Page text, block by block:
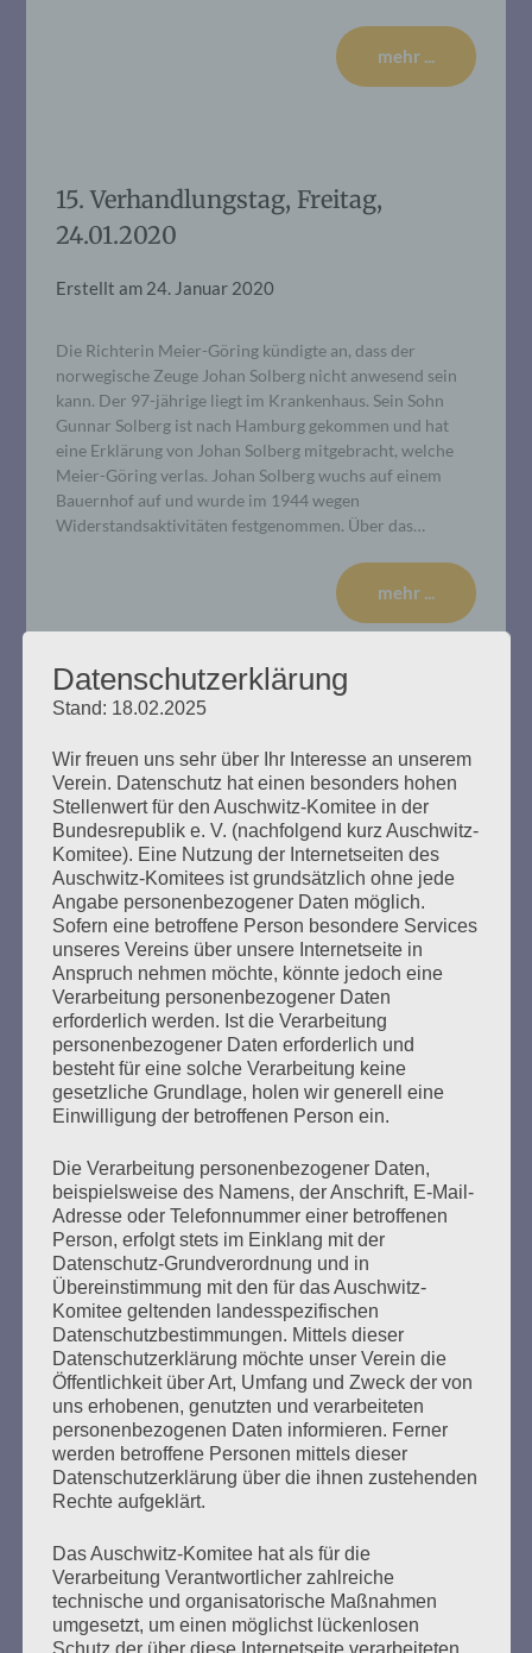
mehr ...
15. Verhandlungstag, Freitag,
24.01.2020
Erstellt am 24. Januar 2020
Die Richterin Meier-Göring kündigte an, dass der
norwegische Zeuge Johan Solberg nicht anwesend sein
kann. Der 97-jährige liegt im Krankenhaus. Sein Sohn
Gunnar Solberg ist nach Hamburg gekommen und hat
eine Erklärung von Johan Solberg mitgebracht, welche
Meier-Göring verlas. Johan Solberg wuchs auf einem
Bauernhof auf und wurde im 1944 wegen
Widerstandsaktivitäten festgenommen. Über das…
mehr ...
17.01.2020
Erstellt am17. Januar 2020
Zu Beginn der Sitzung erklärte die Richterin, dass der
Befangenheitsantrag von Rechtsanwalt Waterkamp
gegen den Gutachter Stefan Hördler abgewiesen wird. Es
gebe keine Gründe Misstrauen in die Unparteilichkeit des
Sachverständigeren zu haben. So widerspreche Hördler
nicht der Aussage von Bruno D., wonach sich dieser
nicht freiwillig zum Wachdienst im KZ Stutthof gemeldet
habe. Das Gutachten…
mehr ...
Seitennummerierung
der
Beiträge
Zurück 26
Aus der Erfahrung unseres Lebens sagen wir:
Nie mehr schweigen, wegsehen wie und wo auch
immer Antisemitismus, Antiziganismus, Rassismus
und Ausländerfeindlichkeit hervortreten!
Esther Bejarano
Datenschutzerklärung
Stand: 18.02.2025
Wir freuen uns sehr über Ihr Interesse an unserem
Verein. Datenschutz hat einen besonders hohen
Stellenwert für den Auschwitz-Komitee in der
Bundesrepublik e. V. (nachfolgend kurz Auschwitz-
Komitee). Eine Nutzung der Internetseiten des
Auschwitz-Komitees ist grundsätzlich ohne jede
Angabe personenbezogener Daten möglich.
Sofern eine betroffene Person besondere Services
unseres Vereins über unsere Internetseite in
Anspruch nehmen möchte, könnte jedoch eine
Verarbeitung personenbezogener Daten
erforderlich werden. Ist die Verarbeitung
personenbezogener Daten erforderlich und
besteht für eine solche Verarbeitung keine
gesetzliche Grundlage, holen wir generell eine
Einwilligung der betroffenen Person ein.
Die Verarbeitung personenbezogener Daten,
beispielsweise des Namens, der Anschrift, E-Mail-
Adresse oder Telefonnummer einer betroffenen
Person, erfolgt stets im Einklang mit der
Datenschutz-Grundverordnung und in
Übereinstimmung mit den für das Auschwitz-
Komitee geltenden landesspezifischen
Datenschutzbestimmungen. Mittels dieser
Datenschutzerklärung möchte unser Verein die
Öffentlichkeit über Art, Umfang und Zweck der von
uns erhobenen, genutzten und verarbeiteten
personenbezogenen Daten informieren. Ferner
werden betroffene Personen mittels dieser
Datenschutzerklärung über die ihnen zustehenden
Rechte aufgeklärt.
Das Auschwitz-Komitee hat als für die
Verarbeitung Verantwortlicher zahlreiche
technische und organisatorische Maßnahmen
umgesetzt, um einen möglichst lückenlosen
Schutz der über diese Internetseite verarbeiteten